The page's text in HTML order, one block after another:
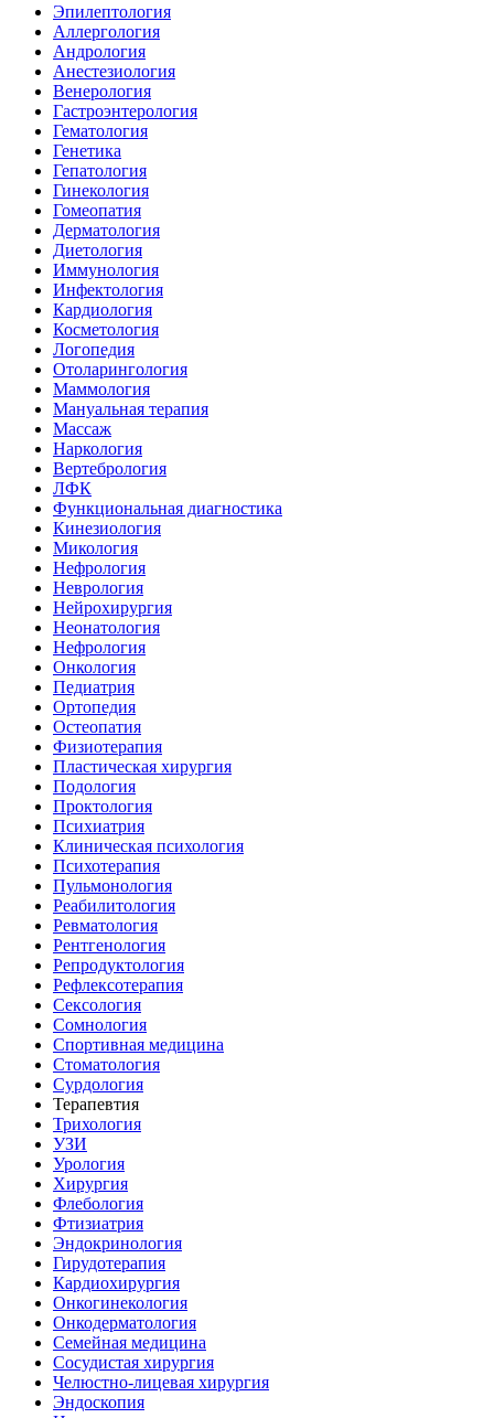
Эпилептология
Аллергология
Андрология
Анестезиология
Венерология
Гастроэнтерология
Гематология
Генетика
Гепатология
Гинекология
Гомеопатия
Дерматология
Диетология
Иммунология
Инфектология
Кардиология
Косметология
Логопедия
Отоларингология
Маммология
Мануальная терапия
Массаж
Наркология
Вертебрология
ЛФК
Функциональная диагностика
Кинезиология
Микология
Нефрология
Неврология
Нейрохирургия
Неонатология
Нефрология
Онкология
Педиатрия
Ортопедия
Остеопатия
Физиотерапия
Пластическая хирургия
Подология
Проктология
Психиатрия
Клиническая психология
Психотерапия
Пульмонология
Реабилитология
Ревматология
Рентгенология
Репродуктология
Рефлексотерапия
Сексология
Сомнология
Спортивная медицина
Стоматология
Сурдология
Терапевтия
Трихология
УЗИ
Урология
Хирургия
Флебология
Фтизиатрия
Эндокринология
Гирудотерапия
Кардиохирургия
Онкогинекология
Онкодерматология
Семейная медицина
Сосудистая хирургия
Челюстно-лицевая хирургия
Эндоскопия